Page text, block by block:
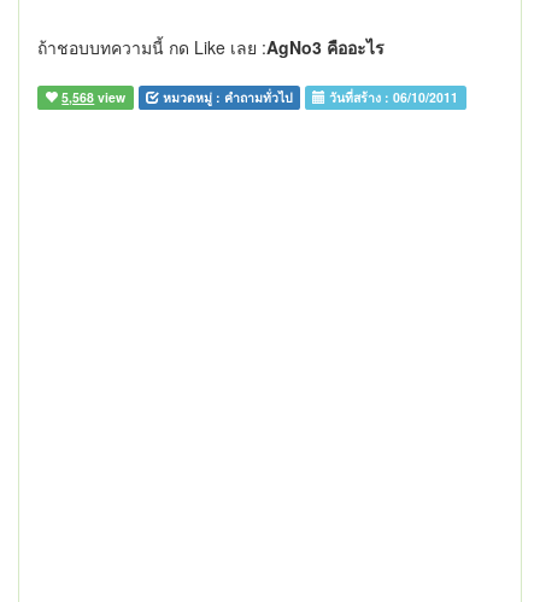
ถ้าชอบบทความนี้ กด Like เลย :AgNo3 คืออะไร
5,568 view หมวดหมู่ : คำถามทั่วไป วันที่สร้าง :06/10/2011